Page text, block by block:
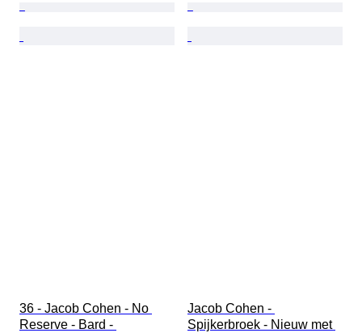
36 - Jacob Cohen - No
Reserve - Bard -
Jacob Cohen -
Spijkerbroek - Nieuw met